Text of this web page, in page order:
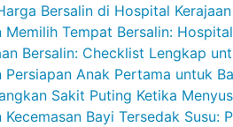
Bersalin di Hospital
Memilih Tempat Bersalin:
Bersalin: Checklist Lengkap
Persiapan Anak Pertama untuk
Sakit Puting Ketika
Kecemasan Bayi Tersedak Susu: